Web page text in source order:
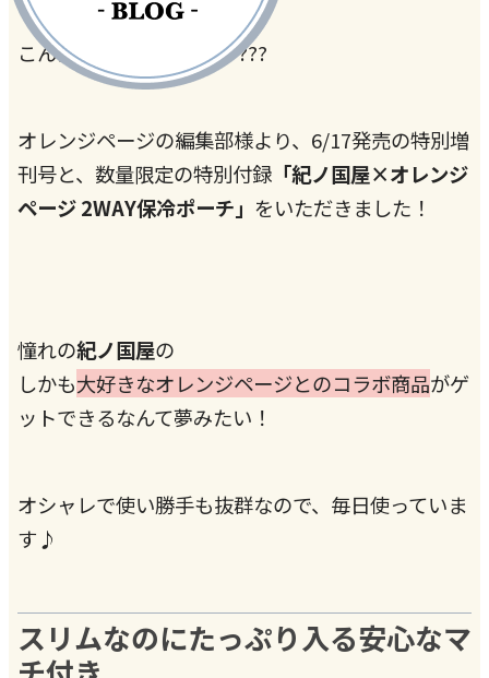
こんにちは 上田の嫁です???
オレンジページの編集部様より、6/17発売の特別増
刊号と、数量限定の特別付録 「紀ノ国屋×オレンジ
ページ 2WAY保冷ポーチ」 をいただきました！
憧れの紀ノ国屋の
しかも大好きなオレンジページとのコラボ商品がゲ
ットできるなんて夢みたい！
オシャレで使い勝手も抜群なので、毎日使っていま
す♪
スリムなのにたっぷり入る安心なマ